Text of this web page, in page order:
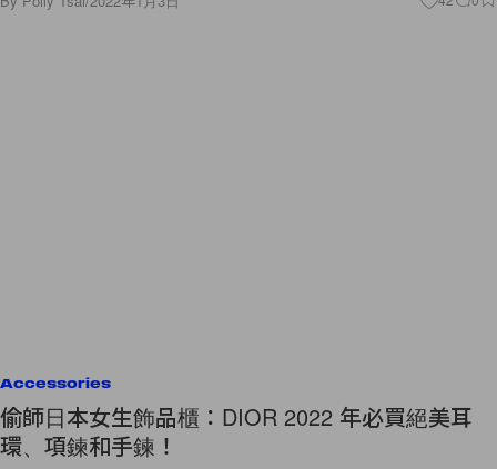
Accessories
偷師日本女生飾品櫃：DIOR 2022 年必買絕美耳
環、項鍊和手鍊！